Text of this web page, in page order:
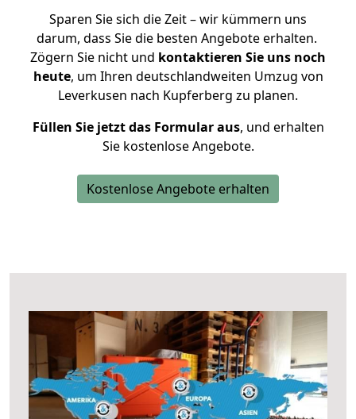
Sparen Sie sich die Zeit – wir kümmern uns
darum, dass Sie die besten Angebote erhalten.
Zögern Sie nicht und kontaktieren Sie uns noch
heute, um Ihren deutschlandweiten Umzug von
Leverkusen nach Kupferberg zu planen.
Füllen Sie jetzt das Formular aus, und erhalten
Sie kostenlose Angebote.
Kostenlose Angebote erhalten